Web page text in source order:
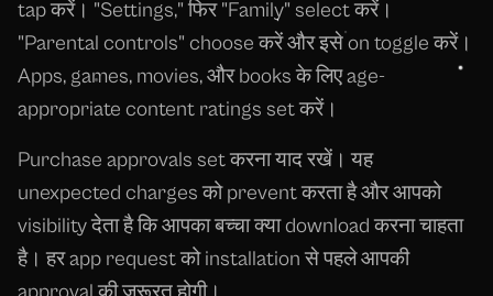
tap करें। "Settings," फिर "Family" select करें।
"Parental controls" choose करें और इसे on toggle करें।
Apps, games, movies, और books के लिए age-
appropriate content ratings set करें।
Purchase approvals set करना याद रखें। यह
unexpected charges को prevent करता है और आपको
visibility देता है कि आपका बच्चा क्या download करना चाहता
है। हर app request को installation से पहले आपकी